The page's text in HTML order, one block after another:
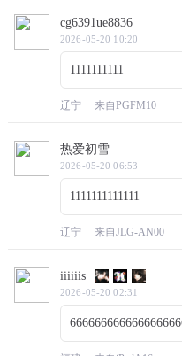
cg6391ue8836
2026-05-20 10:20
1111111111
辽宁 来自PGFM10
热爱初雪
2026-05-20 06:53
1111111111111
辽宁 来自JLG-AN00
iiiiiis
2026-05-20 02:31